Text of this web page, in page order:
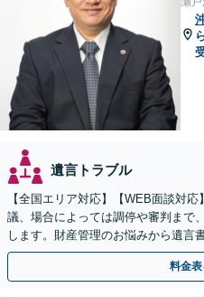
遺言トラブル
【全国エリア対応】【WEB面談対
議、場合によっては調停や審判まで
します。財産管理のお悩みから遺言
引き継ぐ安心の事業承継をサポート
料金